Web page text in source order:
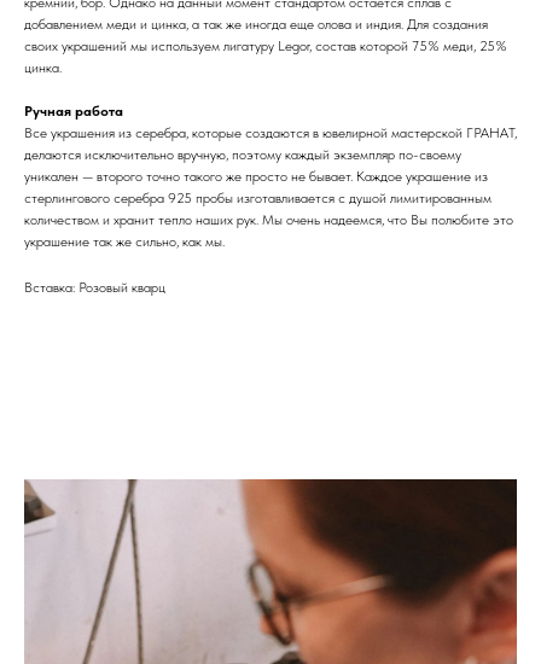
добавлением меди и цинка, а так же иногда еще олова и индия. Для создания
своих украшений мы используем лигатуру Legor, состав которой 75% меди, 25%
цинка.
Ручная работа
Все украшения из серебра, которые создаются в ювелирной мастерской ГРАНАТ,
делаются исключительно вручную, поэтому каждый экземпляр по-своему
уникален — второго точно такого же просто не бывает. Каждое украшение из
стерлингового серебра 925 пробы изготавливается с душой лимитированным
количеством и хранит тепло наших рук. Мы очень надеемся, что Вы полюбите это
украшение так же сильно, как мы.
Вставка: Розовый кварц